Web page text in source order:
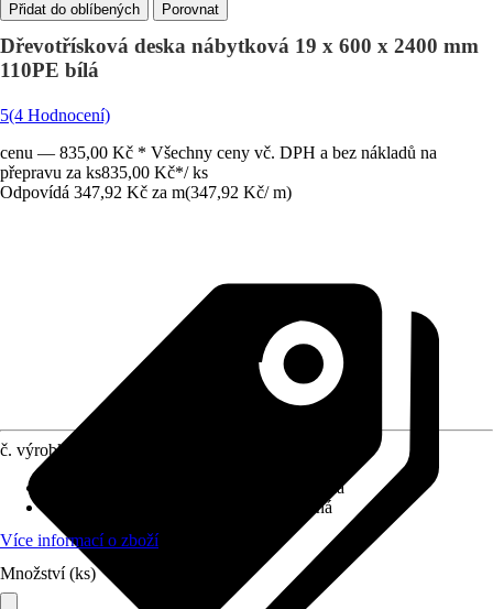
Porovnat
Dřevotřísková deska nábytková 19 x 600 x 2400 mm
110PE bílá
5(4 Hodnocení)
cenu — 835,00 Kč * Všechny ceny vč. DPH a bez nákladů na
přepravu za ks835,00 Kč*/ ks
Odpovídá 347,92 Kč za m(347,92 Kč/ m)
č. výrobku
Dřevotřísková deska
Dřevotřísková deska potažená
Více informací o zboží
Množství (ks)